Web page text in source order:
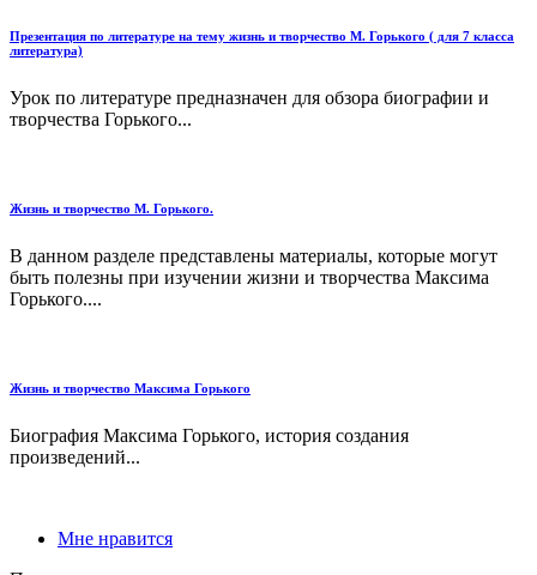
Презентация по литературе на тему жизнь и творчество М. Горького ( для 7 класса
литература)
Урок по литературе предназначен для обзора биографии и
творчества Горького...
Жизнь и творчество М. Горького.
В данном разделе представлены материалы, которые могут
быть полезны при изучении жизни и творчества Максима
Горького....
Жизнь и творчество Максима Горького
Биография Максима Горького, история создания
произведений...
Мне нравится